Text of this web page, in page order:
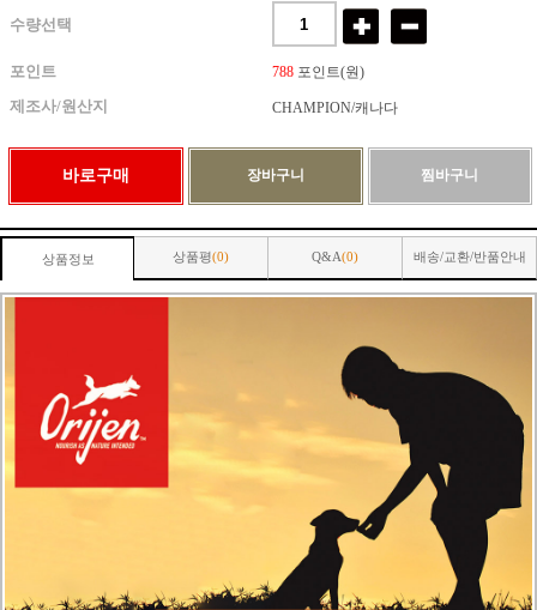
수량선택
포인트 788포인트(원)
제조사/원산지 CHAMPION/캐나다
상품정보 상품평(0) Q&A(0) 배송/교환/반품안내